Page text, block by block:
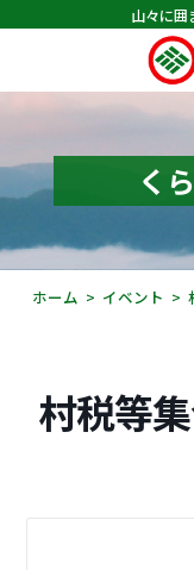
山々に囲
ホーム
むらのできごと
むらのプロフィー
くらしの情報
観光・イベント情
く
ホーム イベント
村税等